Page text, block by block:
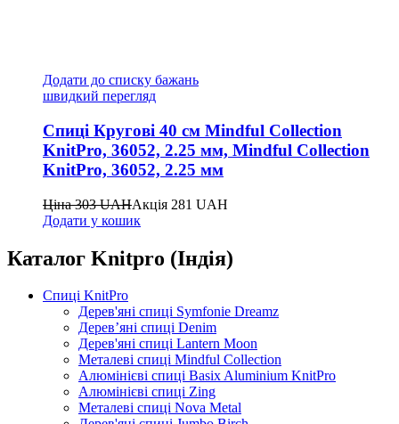
Додати до списку бажань
швидкий перегляд
Спиці Кругові 40 см Mindful Collection
KnitPro, 36052, 2.25 мм, Mindful Collection
KnitPro, 36052, 2.25 мм
Ціна303UAHАкція 281 UAH
Додати у кошик
Каталог Knitpro (Індія)
Спиці KnitPro
Дерев'яні спиці Symfonie Dreamz
Дерев’яні спиці Denim
Дерев'яні спиці Lantern Moon
Металеві спиці Mindful Collection
Алюмінієві спиці Basix Aluminium KnitPro
Алюмінієві спиці Zing
Металеві спиці Nova Metal